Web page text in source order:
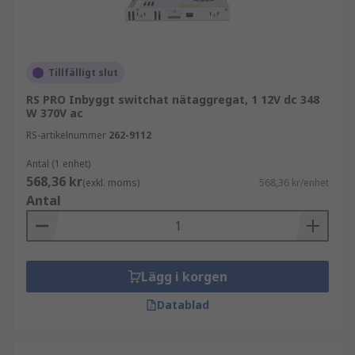
Tillfälligt slut
RS PRO Inbyggt switchat nätaggregat, 1 12V dc 348
W 370V ac
RS-artikelnummer 262-9112
Antal (1 enhet)
568,36 kr(exkl. moms) 568,36 kr/enhet
Antal
Lägg i korgen
Datablad